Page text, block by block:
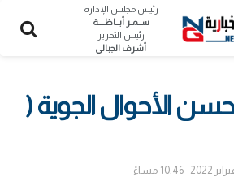
رئيس مجلس الإدارة
ســمـر أبــاظــــة
رئيس التحرير
أشرف الجبالي
الأحوال الجوية (